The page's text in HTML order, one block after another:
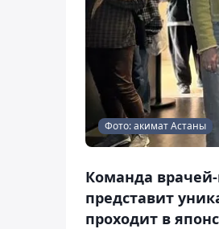
Фото: акимат Астаны
Команда
представит
проходит в